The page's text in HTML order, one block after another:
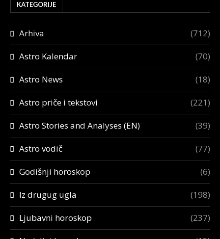
KATEGORIJE
Arhiva (712)
Astro Kalendar (70)
Astro News (18)
Astro priče i tekstovi (221)
Astro Stories and Analyses (EN) (39)
Astro vodič (77)
Godišnji horoskop (6)
Iz drugug ugla (198)
Ljubavni horoskop (237)